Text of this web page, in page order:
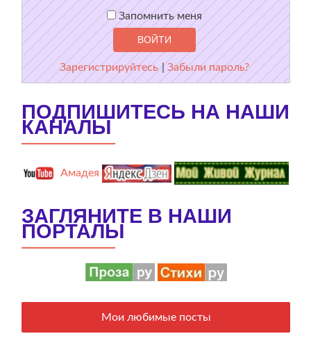
Запомнить меня
Зарегистрируйтесь |Забыли пароль?
ПОДПИШИТЕСЬ НА НАШИ
КАНАЛЫ
Амадея
ЗАГЛЯНИТЕ В НАШИ
ПОРТАЛЫ
Мои любимые посты